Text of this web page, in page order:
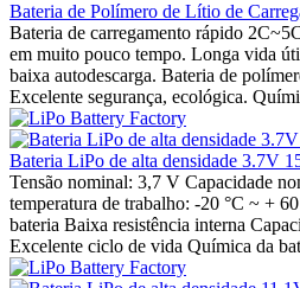
Bateria de Polímero de Lítio de
Bateria de carregamento rápido
em muito pouco tempo. Longa vida
baixa autodescarga. Bateria de
Excelente segurança, ecológica.
Bateria LiPo de alta densidade 3.7V
Tensão nominal: 3,7 V Capacidade
temperatura de trabalho: -20 °C ~ +
bateria Baixa resistência interna
Excelente ciclo de vida Química da